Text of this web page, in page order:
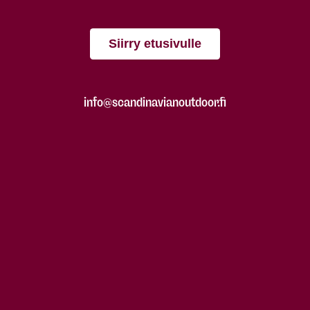
Siirry etusivulle
info@scandinavianoutdoor.fi